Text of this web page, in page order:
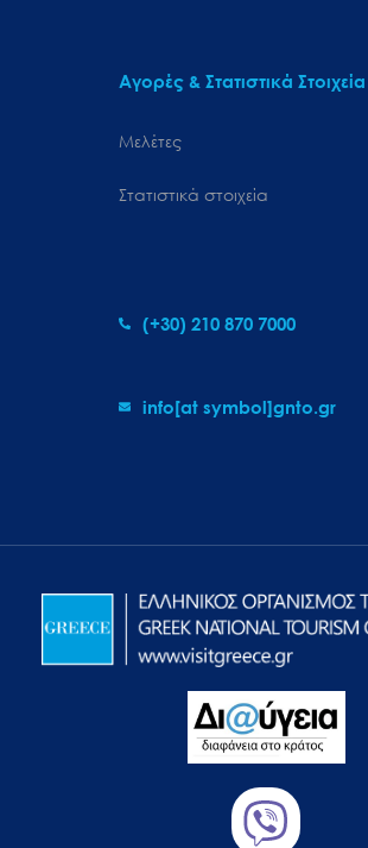
Αγορές & Στατιστικά Στοιχεία
Μελέτες
Στατιστικά στοιχεία
(+30) 210 870 7000
info[at symbol]gnto.gr